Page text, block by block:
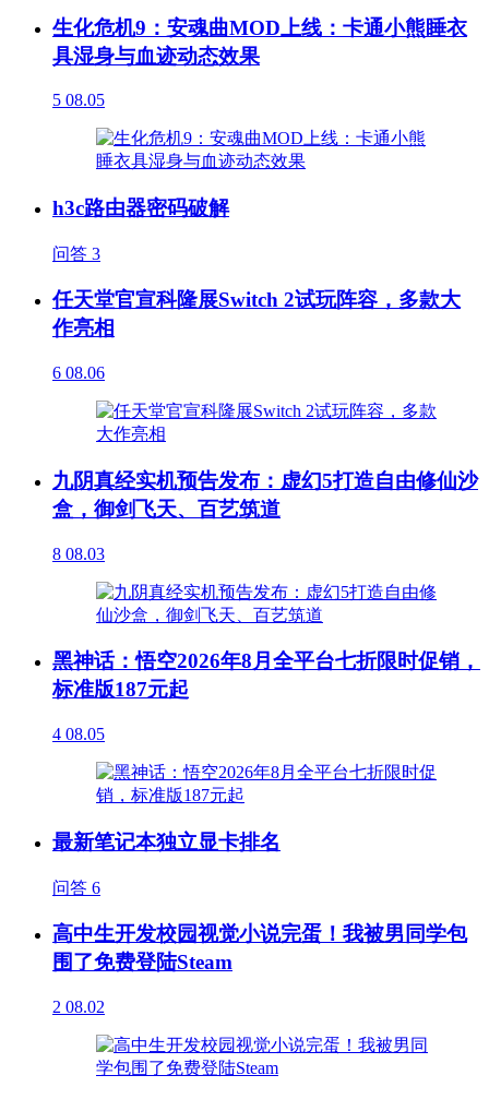
生化危机9：安魂曲MOD上线：卡通小熊睡衣
具湿身与血迹动态效果
5 08.05
h3c路由器密码破解
问答 3
任天堂官宣科隆展Switch 2试玩阵容，多款大
作亮相
6 08.06
九阴真经实机预告发布：虚幻5打造自由修仙沙
盒，御剑飞天、百艺筑道
8 08.03
黑神话：悟空2026年8月全平台七折限时促销，
标准版187元起
4 08.05
最新笔记本独立显卡排名
问答 6
高中生开发校园视觉小说完蛋！我被男同学包
围了免费登陆Steam
2 08.02